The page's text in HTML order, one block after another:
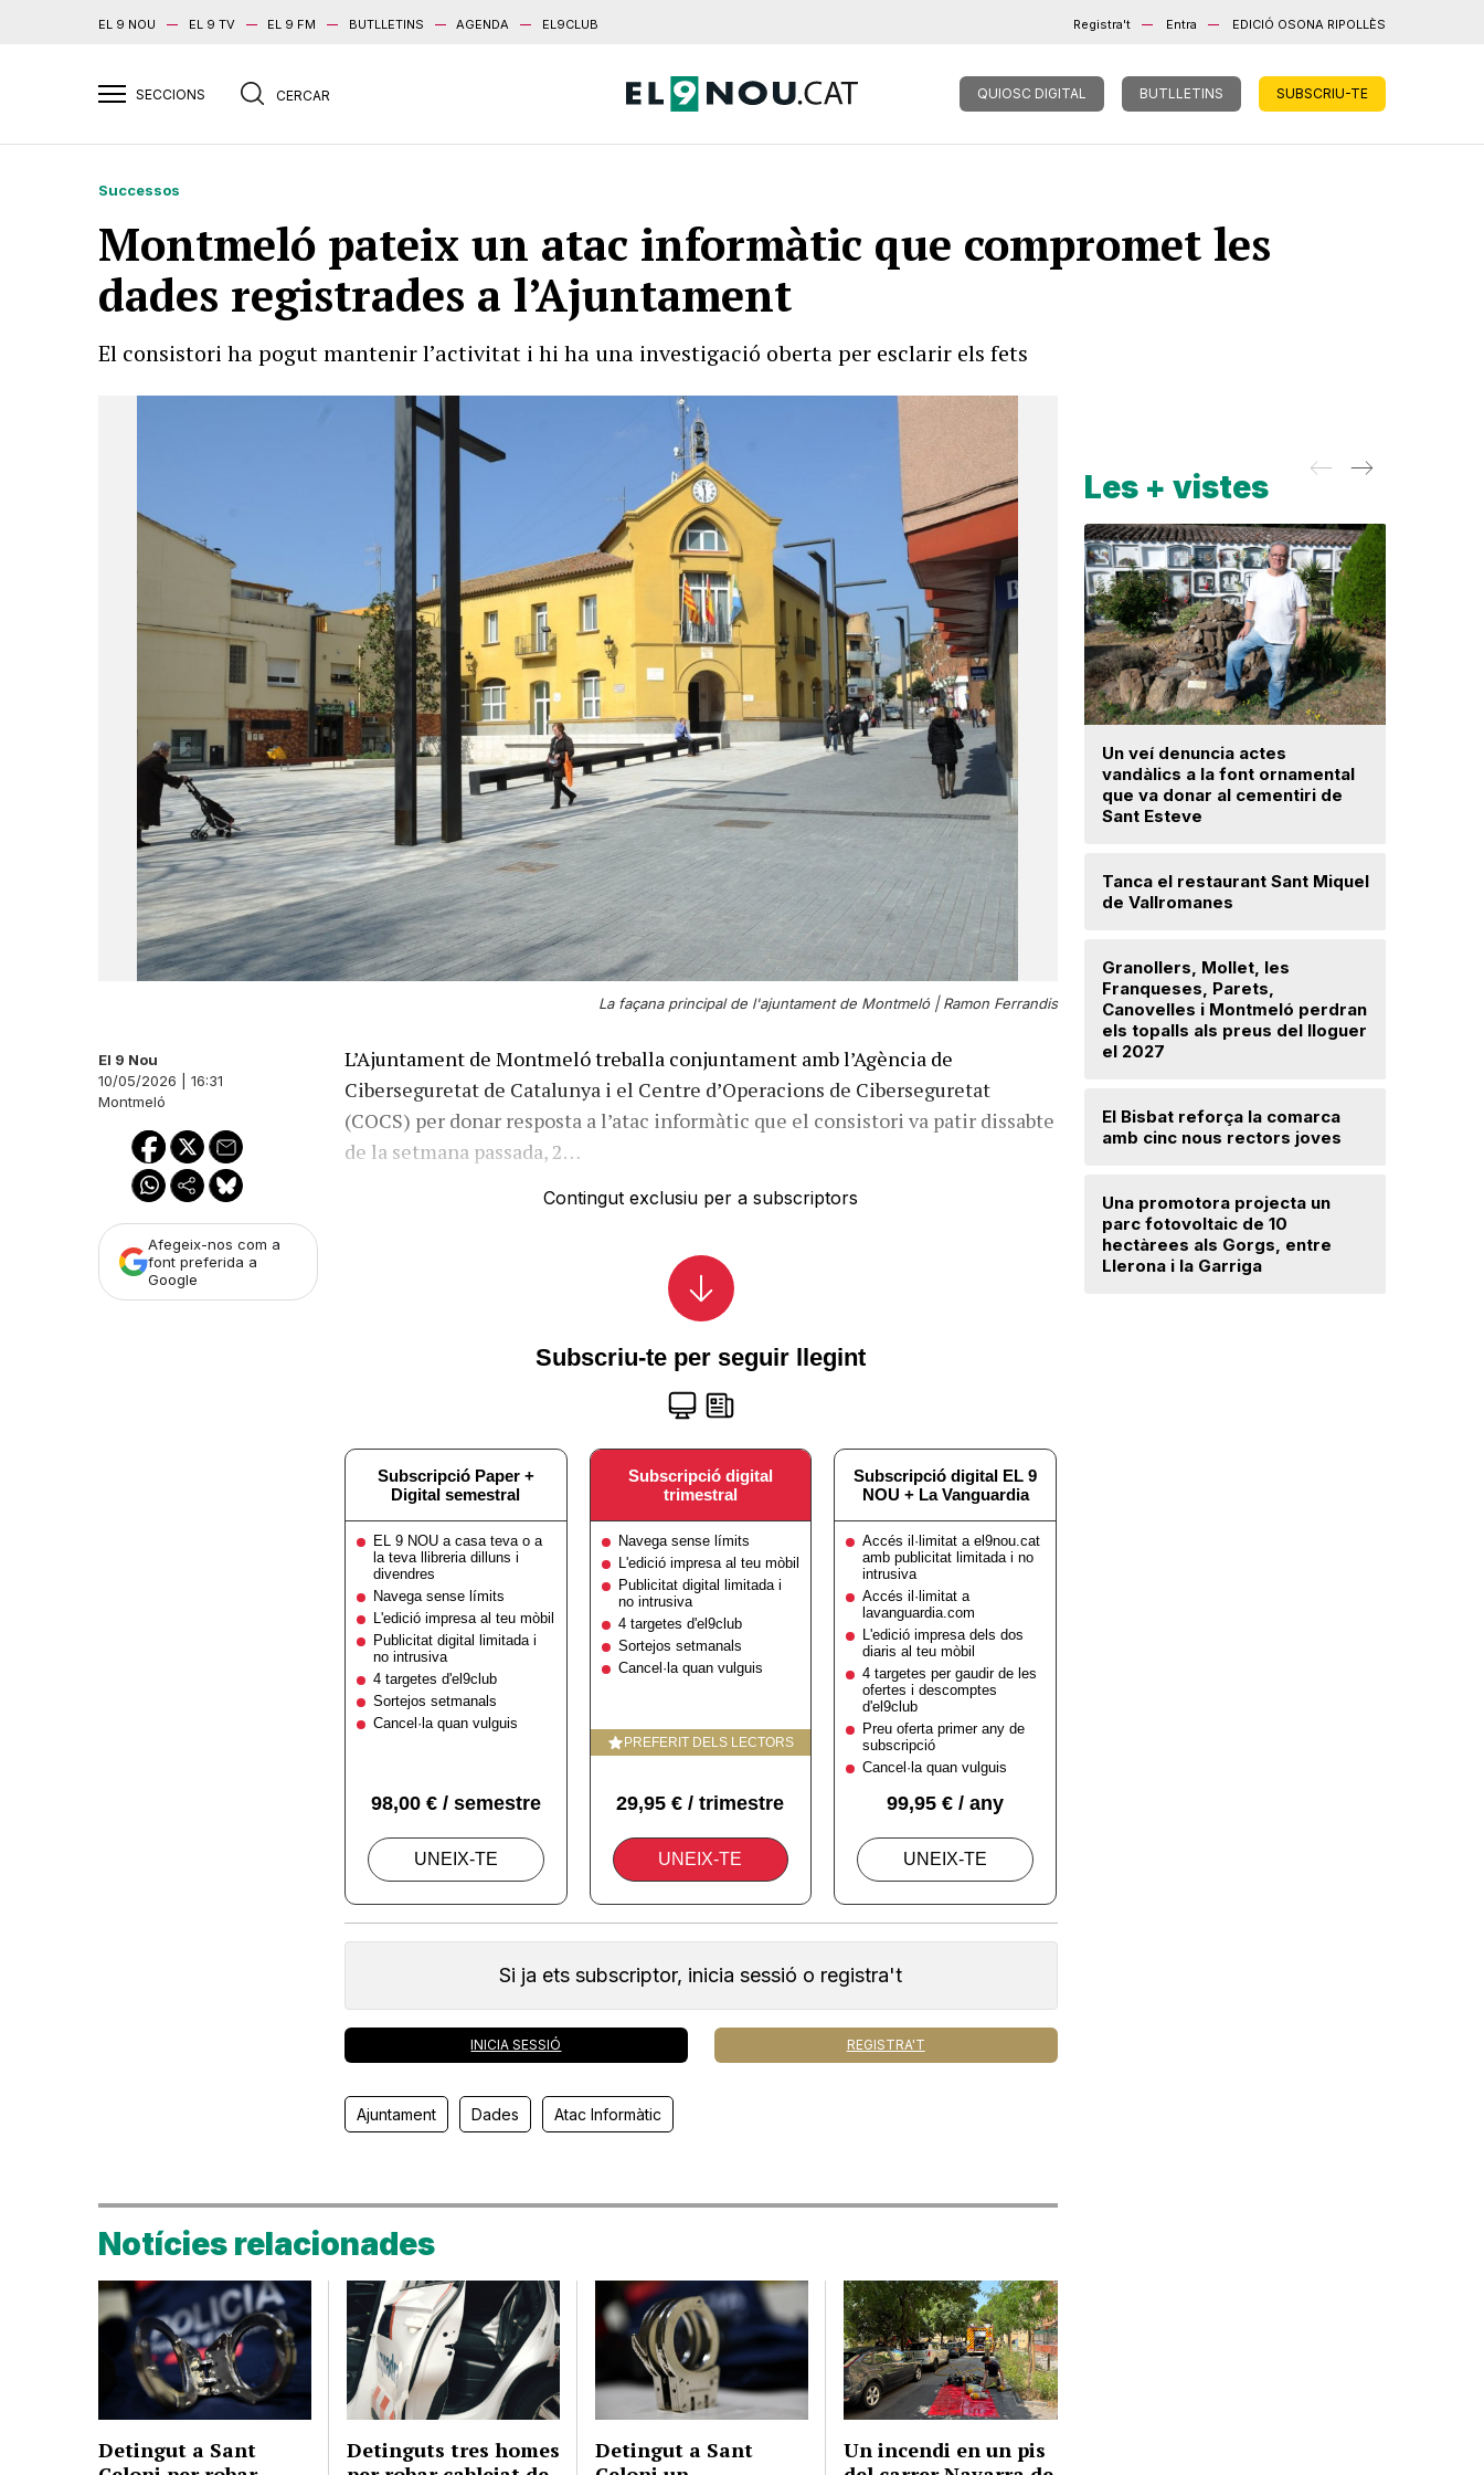
EL 9 NOU EL 9 TV EL 9 FM BUTLLETINS AGENDA EL9CLUB Registra't Entra EDICIÓ OSONA RIPOLLÈS
QUIOSC DIGITAL BUTLLETINS SUBSCRIU-TE
Successos
Montmeló pateix un atac informàtic que compromet les
dades registrades a l’Ajuntament
El consistori ha pogut mantenir l’activitat i hi ha una investigació oberta per esclarir els fets
La façana principal de l'ajuntament de Montmeló |Ramon Ferrandis
El 9 Nou
10/05/2026 | 16:31
Montmeló
Afegeix-nos com a
font preferida a
Google
L’Ajuntament de Montmeló treballa conjuntament amb l’Agència de
Ciberseguretat de Catalunya i el Centre d’Operacions de Ciberseguretat
(COCS) per donar resposta a l’atac informàtic que el consistori va patir dissabte
de la setmana passada, 2…
Contingut exclusiu per a subscriptors
Si ja ets subscriptor, inicia sessió o registra't
INICIA SESSIÓ REGISTRA'T
Ajuntament Dades Atac Informàtic
Notícies relacionades
Detingut a Sant
Detinguts tres homes
Detingut a Sant
Un incendi en un pis
Les + vistes
Un veí denuncia actes
vandàlics a la font ornamental
que va donar al cementiri de
Sant Esteve
Tanca el restaurant Sant Miquel
de Vallromanes
Granollers, Mollet, les
Franqueses, Parets,
Canovelles i Montmeló perdran
els topalls als preus del lloguer
el 2027
El Bisbat reforça la comarca
amb cinc nous rectors joves
Una promotora projecta un
parc fotovoltaic de 10
hectàrees als Gorgs, entre
Llerona i la Garriga